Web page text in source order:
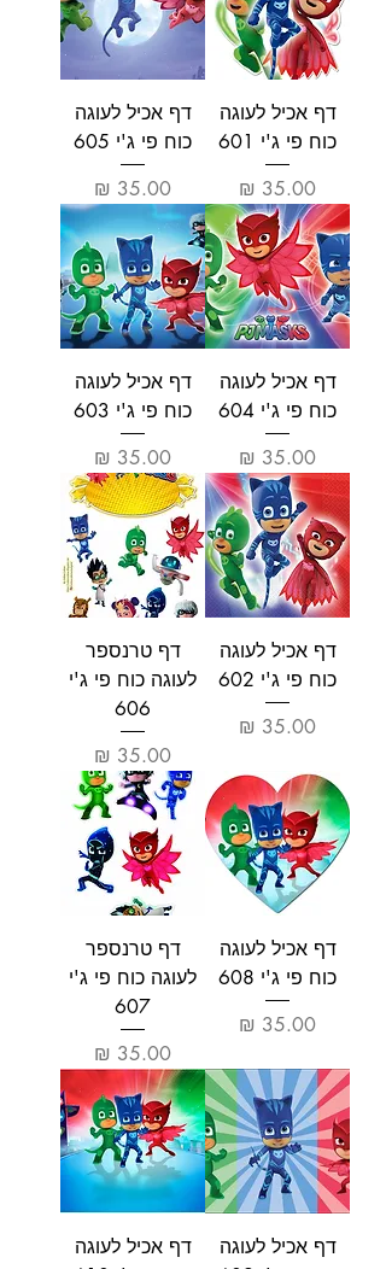
דף אכיל לעוגה
כוח פי ג'י 601
מחיר
דף אכיל לעוגה
כוח פי ג'י 605
מחיר
דף אכיל לעוגה
כוח פי ג'י 604
מחיר
דף אכיל לעוגה
כוח פי ג'י 603
מחיר
דף אכיל לעוגה
כוח פי ג'י 602
מחיר
דף טרנספר
לעוגה כוח פי ג'י
606
מחיר
דף אכיל לעוגה
כוח פי ג'י 608
מחיר
דף טרנספר
לעוגה כוח פי ג'י
607
מחיר
דף אכיל לעוגה
דף אכיל לעוגה